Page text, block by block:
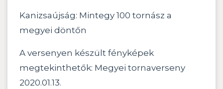
Kanizsaújság: Mintegy 100 tornász a
megyei döntőn
A versenyen készült fényképek
megtekinthetők: Megyei tornaverseny
2020.01.13.